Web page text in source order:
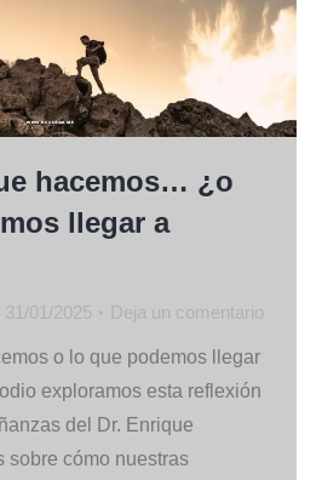
hacemos… ¿o
llegar a
31/01/2025 Deja un comentario
o lo que podemos llegar
exploramos esta reflexión
del Dr. Enrique
sobre cómo nuestras